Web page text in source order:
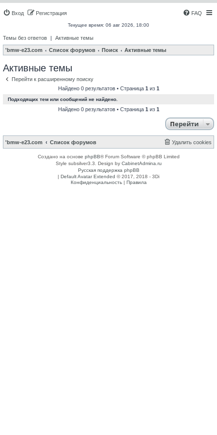
Вход Регистрация FAQ
Текущее время: 06 авг 2026, 18:00
Темы без ответов | Активные темы
'bmw-e23.com Список форумов Поиск Активные темы
Активные темы
Перейти к расширенному поиску
Найдено 0 результатов • Страница 1 из 1
Подходящих тем или сообщений не найдено.
Найдено 0 результатов • Страница 1 из 1
Перейти
'bmw-e23.com Список форумов Удалить cookies
Создано на основе phpBB® Forum Software © phpBB Limited
Style subsilver3.3. Design by CabinetAdmina.ru
Русская поддержка phpBB
| Default Avatar Extended © 2017, 2018 - 3Di
Конфиденциальность| Правила